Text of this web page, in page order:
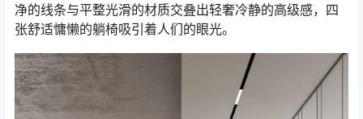
净的线条与平整光滑的材质交叠出轻奢冷静的高级感，四
张舒适慵懒的躺椅吸引着人们的眼光。